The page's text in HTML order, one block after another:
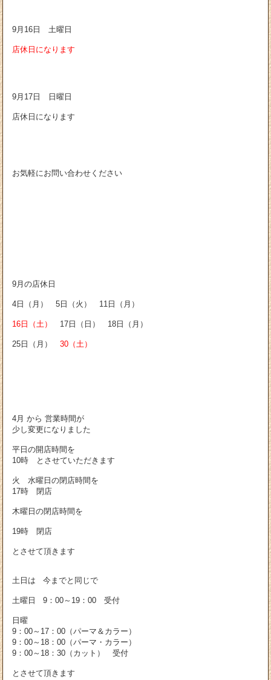
9月16日 土曜日
店休日になります
9月17日 日曜日
店休日になります
お気軽にお問い合わせください
9月の店休日
4日（月） 5日（火） 11日（月）
16日（土） 17日（日） 18日（月）
25日（月）30（土）
4月 から 営業時間が
少し変更になりました
平日の開店時間を
10時 とさせていただきます
火 水曜日の閉店時間を
17時 閉店
木曜日の閉店時間を
19時 閉店
とさせて頂きます
土日は 今までと同じで
土曜日 9：00～19：00 受付
日曜
9：00～17：00（パーマ＆カラー）
9：00～18：00（パーマ・カラー）
9：00～18：30（カット） 受付
とさせて頂きます